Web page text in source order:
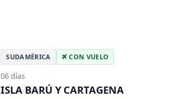
SUDAMÉRICA CON VUELO
06 días
ISLA BARÚ Y CARTAGENA